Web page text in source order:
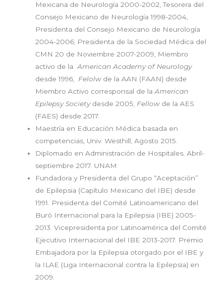
Mexicana de Neurología 2000-2002, Tesorera del
Consejo Mexicano de Neurología 1998-2004,
Presidenta del Consejo Mexicano de Neurología
2004-2006; Presidenta de la Sociedad Médica del
CMN 20 de Noviembre 2007-2009, Miembro
activo de laAmerican Academy of Neurology
desde 1996,
Felolw de la AAN (FAAN) desde
Miembro Activo corresponsal de laAmerican
Epilepsy Society desde 2005, Fellowde la AES
(FAES) desde 2017.
Maestría en Educación Médica basada en
competencias, Univ. Westhill, Agosto 2015.
Diplomado en Administración de Hospitales. Abril-
septiembre 2017. UNAM
Fundadora y Presidenta del Grupo “Aceptación”
de Epilepsia (Capítulo Mexicano del IBE) desde
1991. Presidenta del Comité Latinoamericano del
Buró Internacional para la Epilepsia (IBE) 2005-
2013. Vicepresidenta por Latinoamérica del Comité
Ejecutivo Internacional del IBE 2013-2017. Premio
Embajadora por la Epilepsia otorgado por el IBE y
la ILAE (Liga Internacional contra la Epilepsia) en
2009.